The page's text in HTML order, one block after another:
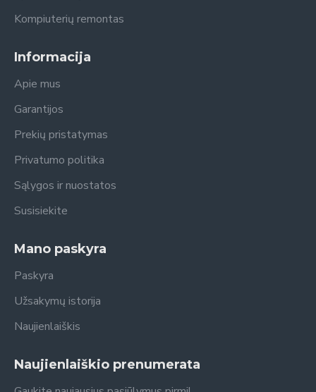
Kompiuterių remontas
Informacija
Apie mus
Garantijos
Prekių pristatymas
Privatumo politika
Sąlygos ir nuostatos
Susisiekite
Mano paskyra
Paskyra
Užsakymų istorija
Naujienlaiškis
Naujienlaiškio prenumerata